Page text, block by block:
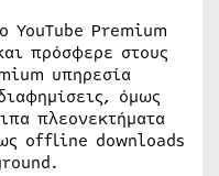
YouTube Premium
πρόσφερε στους
υπηρεσία
όμως
πλεονεκτήματα
offline downloads